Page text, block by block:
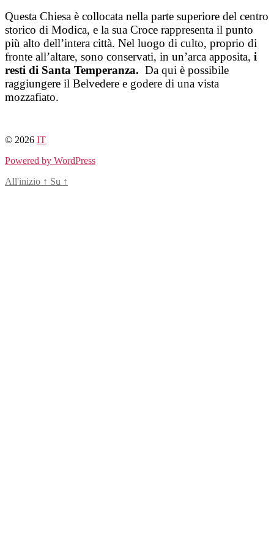
Salta
al
contenuto
Questa Chiesa è collocata nella parte superiore del centro
storico di Modica, e la sua Croce rappresenta il punto
più alto dell’intera città. Nel luogo di culto, proprio di
fronte all’altare, sono conservati, in un’arca apposita, i
resti di Santa Temperanza. Da qui è possibile
raggiungere il Belvedere e godere di una vista
mozzafiato.
© 2026 IT
Powered by WordPress
All'inizio ↑ Su ↑